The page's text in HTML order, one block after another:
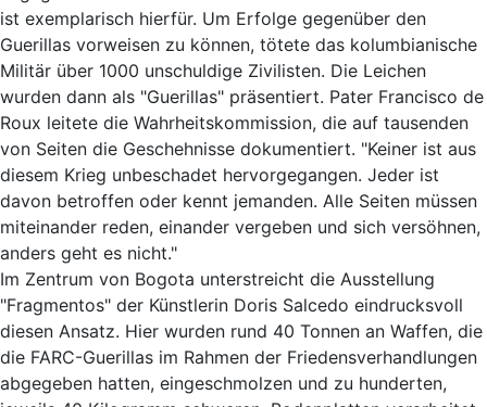
ist exemplarisch hierfür. Um Erfolge gegenüber den
Guerillas vorweisen zu können, tötete das kolumbianische
Militär über 1000 unschuldige Zivilisten. Die Leichen
wurden dann als "Guerillas" präsentiert. Pater Francisco de
Roux leitete die Wahrheitskommission, die auf tausenden
von Seiten die Geschehnisse dokumentiert. "Keiner ist aus
diesem Krieg unbeschadet hervorgegangen. Jeder ist
davon betroffen oder kennt jemanden. Alle Seiten müssen
miteinander reden, einander vergeben und sich versöhnen,
anders geht es nicht."
Im Zentrum von Bogota unterstreicht die Ausstellung
"Fragmentos" der Künstlerin Doris Salcedo eindrucksvoll
diesen Ansatz. Hier wurden rund 40 Tonnen an Waffen, die
die FARC-Guerillas im Rahmen der Friedensverhandlungen
abgegeben hatten, eingeschmolzen und zu hunderten,